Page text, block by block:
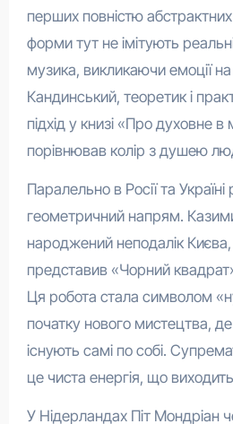
перших повністю
форми тут не імітують
музика, викликаючи емоції на
Кандинський, теоретик і
підхід у книзі «Про духовне в
порівнював колір з душею
Паралельно в Росії та
геометричний напрям.
народжений неподалік Києва,
представив «Чорний
Ця робота стала символом
початку нового мистецтва,
існують самі по собі.
це чиста енергія, що
У Нідерландах Піт Мондріан